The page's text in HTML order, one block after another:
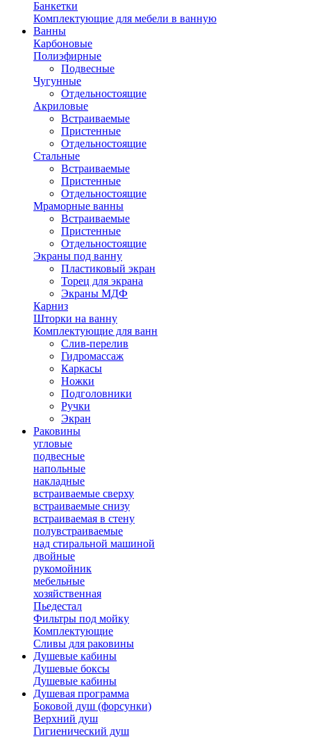
Банкетки
Комплектующие для мебели в ванную
Ванны
Карбоновые
Полиэфирные
Подвесные
Чугунные
Отдельностоящие
Акриловые
Встраиваемые
Пристенные
Отдельностоящие
Стальные
Встраиваемые
Пристенные
Отдельностоящие
Мраморные ванны
Встраиваемые
Пристенные
Отдельностоящие
Экраны под ванну
Пластиковый экран
Торец для экрана
Экраны МДФ
Карниз
Шторки на ванну
Комплектующие для ванн
Cлив-перелив
Гидромассаж
Каркасы
Ножки
Подголовники
Ручки
Экран
Раковины
угловые
подвесные
напольные
накладные
встраиваемые сверху
встраиваемые снизу
встраиваемая в стену
полувстраиваемые
над стиральной машиной
двойные
рукомойник
мебельные
хозяйственная
Пьедестал
Фильтры под мойку
Комплектующие
Сливы для раковины
Душевые кабины
Душевые боксы
Душевые кабины
Душевая программа
Боковой душ (форсунки)
Верхний душ
Гигиенический душ